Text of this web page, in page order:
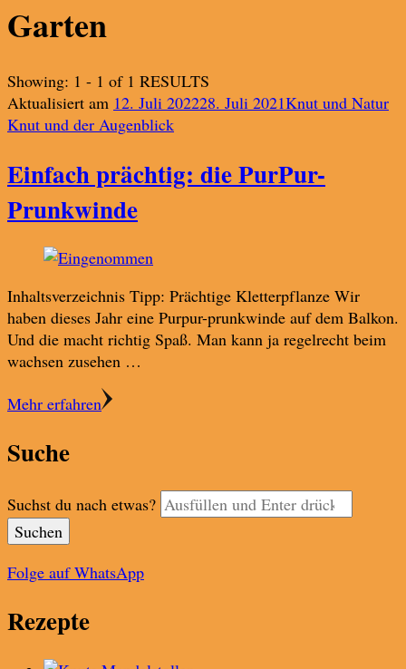
Garten
Showing: 1 - 1 of 1 RESULTS
Aktualisiert am 12. Juli 202228. Juli 2021Knut und Natur
Knut und der Augenblick
Einfach prächtig: die PurPur-
Prunkwinde
Inhaltsverzeichnis Tipp: Prächtige Kletterpflanze Wir
haben dieses Jahr eine Purpur-prunkwinde auf dem Balkon.
Und die macht richtig Spaß. Man kann ja regelrecht beim
wachsen zusehen …
Mehr erfahren
Suche
Suchst du nach etwas?
Folge auf WhatsApp
Rezepte